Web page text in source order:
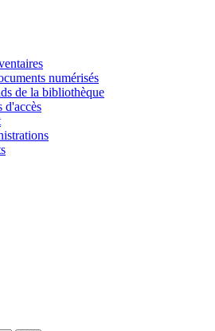
numérisés
de la bibliothèque
d'accès